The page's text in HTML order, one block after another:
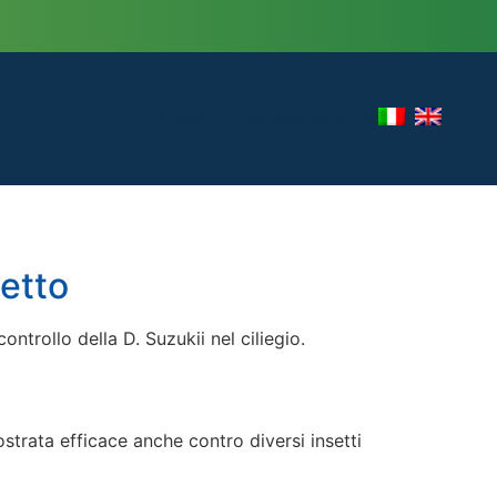
della D. Suzukii nel ciliegio.
efficace anche contro diversi insetti